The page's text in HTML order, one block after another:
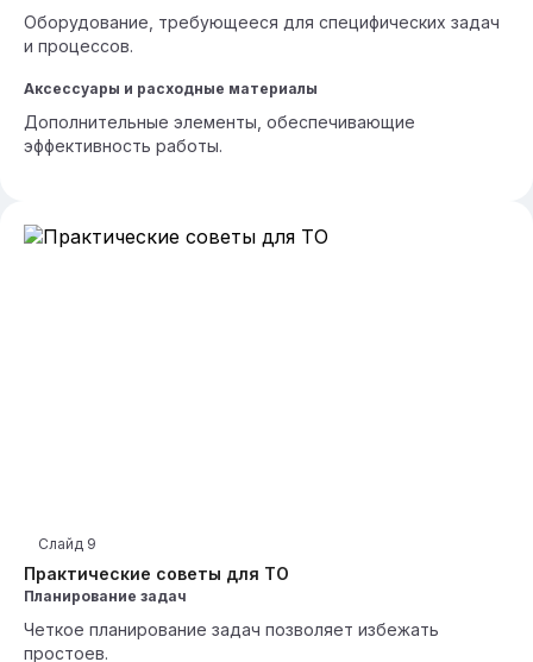
Оборудование, требующееся для специфических задач
и процессов.
Аксессуары и расходные материалы
Дополнительные элементы, обеспечивающие
эффективность работы.
Практические советы для ТО
Слайд 9
Планирование задач
Четкое планирование задач позволяет избежать
простоев.